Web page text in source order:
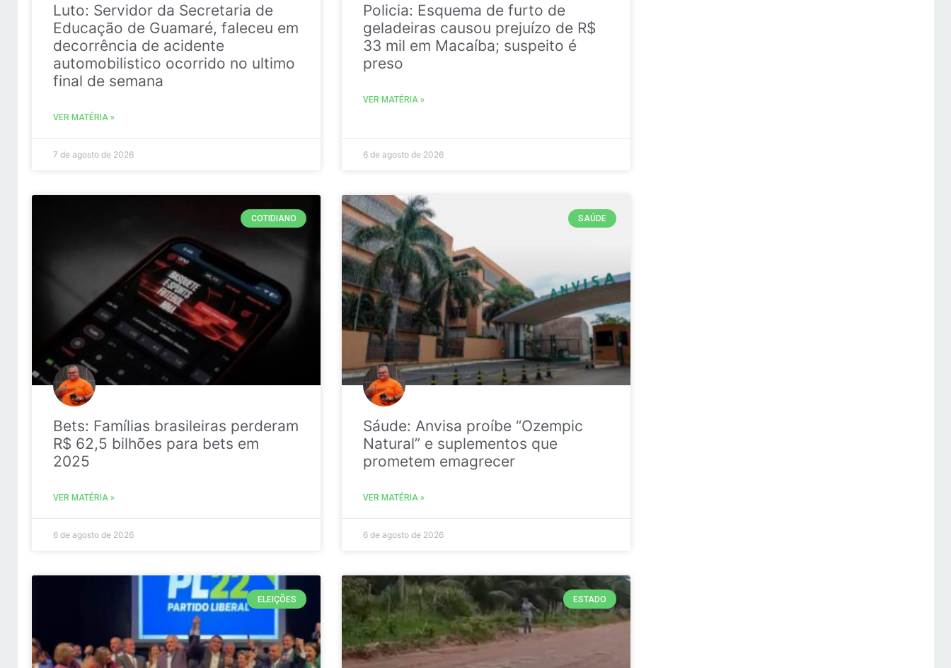
Luto: Servidor da Secretaria de
Educação de Guamaré, faleceu em
decorrência de acidente
automobilistico ocorrido no ultimo
final de semana
VER MATÉRIA »
7 de agosto de 2026
Policia: Esquema de furto de
geladeiras causou prejuízo de R$
33 mil em Macaíba; suspeito é
preso
VER MATÉRIA »
6 de agosto de 2026
COTIDIANO
Bets: Famílias brasileiras perderam
R$ 62,5 bilhões para bets em
2025
VER MATÉRIA »
6 de agosto de 2026
SAÚDE
Sáude: Anvisa proíbe “Ozempic
Natural” e suplementos que
prometem emagrecer
VER MATÉRIA »
6 de agosto de 2026
ELEIÇÕES ESTADO